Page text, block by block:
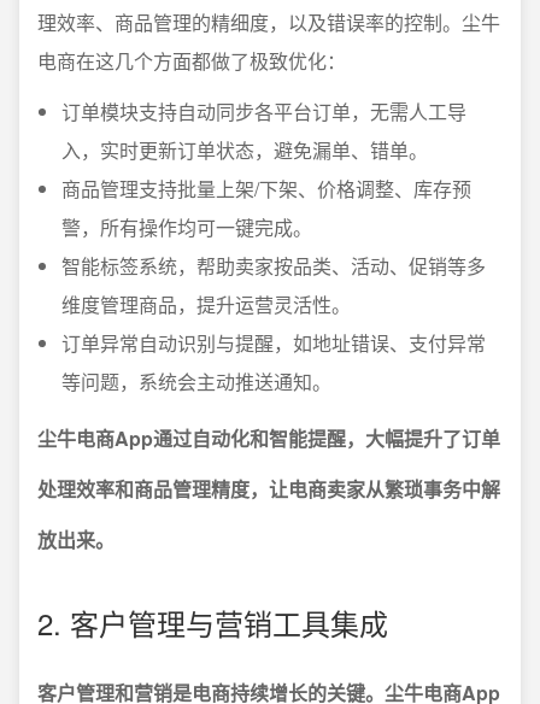
理效率、商品管理的精细度，以及错误率的控制。尘牛
电商在这几个方面都做了极致优化：
订单模块支持自动同步各平台订单，无需人工导
入，实时更新订单状态，避免漏单、错单。
商品管理支持批量上架/下架、价格调整、库存预
警，所有操作均可一键完成。
智能标签系统，帮助卖家按品类、活动、促销等多
维度管理商品，提升运营灵活性。
订单异常自动识别与提醒，如地址错误、支付异常
等问题，系统会主动推送通知。
尘牛电商App通过自动化和智能提醒，大幅提升了订单
处理效率和商品管理精度，让电商卖家从繁琐事务中解
放出来。
2. 客户管理与营销工具集成
客户管理和营销是电商持续增长的关键。尘牛电商App